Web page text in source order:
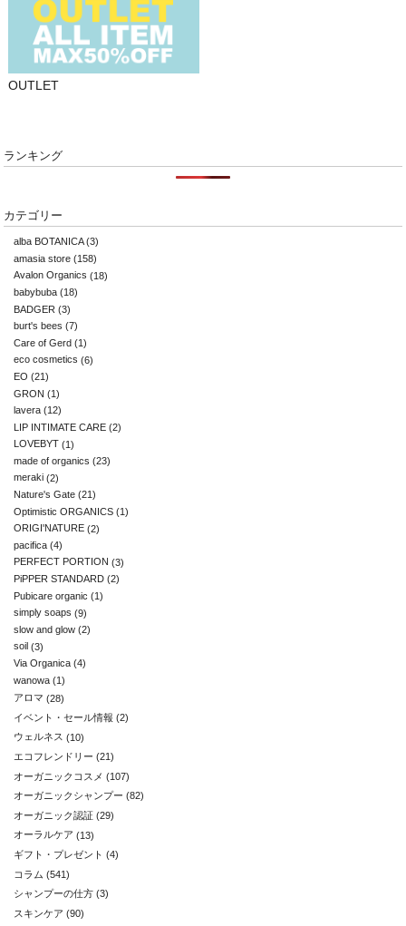
OUTLET
ランキング
カテゴリー
alba BOTANICA(3)
amasia store (158)
Avalon Organics (18)
babybuba (18)
BADGER (3)
burt's bees (7)
Care of Gerd (1)
eco cosmetics (6)
EO (21)
GRON (1)
lavera (12)
LIP INTIMATE CARE (2)
LOVEBYT (1)
made of organics (23)
meraki (2)
Nature's Gate (21)
Optimistic ORGANICS (1)
ORIGI'NATURE (2)
pacifica (4)
PERFECT PORTION (3)
PiPPER STANDARD (2)
Pubicare organic (1)
simply soaps (9)
slow and glow (2)
soil (3)
Via Organica (4)
wanowa (1)
アロマ (28)
イベント・セール情報 (2)
ウェルネス (10)
エコフレンドリー (21)
オーガニックコスメ (107)
オーガニックシャンプー (82)
オーガニック認証 (29)
オーラルケア (13)
ギフト・プレゼント (4)
コラム (541)
シャンプーの仕方 (3)
スキンケア (90)